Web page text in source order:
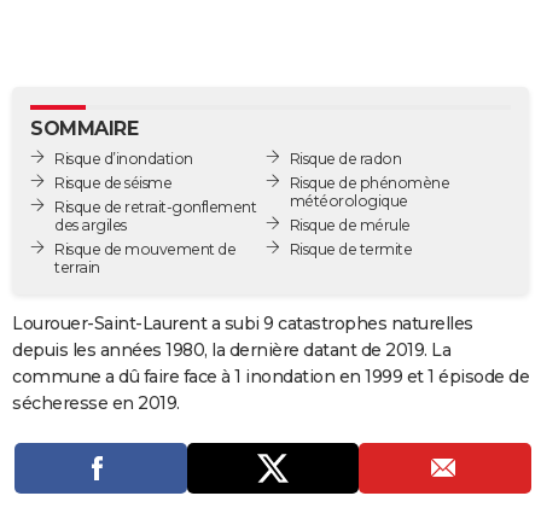
BONS PLANS
CARTE DE VOEUX
Carte de Noël
Carte Bonne année
Carte Saint-Valentin
Carte Pâques
Carte d'anniversaire
DICTIONNAIRE
Dictionnaire
Biographies
Citations
Expressions
Proverbes
PROGRAMME TV
COPAINS D'AVANT
S'inscrire
Se connecter
Lycées
Collèges
Primaires
Universités
Entreprises
Service militaire
Avis de recherche
AVIS DE DÉCÈS
SOMMAIRE
Risque d’inondation
Risque de séisme
Risque de retrait-gonflement
des argiles
Risque de mouvement de
terrain
Risque de radon
Risque de phénomène
météorologique
Risque de mérule
Risque de termite
Lourouer-Saint-Laurent a subi 9 catastrophes naturelles
depuis les années 1980, la dernière datant de 2019. La
commune a dû faire face à 1 inondation en 1999 et 1 épisode de
sécheresse en 2019.